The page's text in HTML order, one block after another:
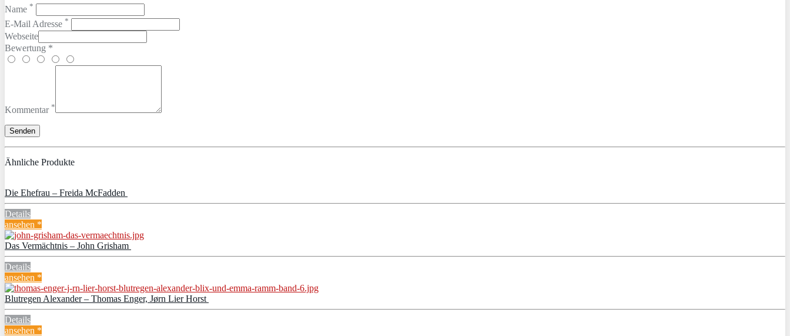
Name *
E-Mail Adresse *
Webseite
Bewertung *
Kommentar *
Ähnliche Produkte
Die Ehefrau – Freida McFadden
Details
ansehen *
Das Vermächtnis – John Grisham
Details
ansehen *
Blutregen Alexander – Thomas Enger, Jørn Lier Horst
Details
ansehen *